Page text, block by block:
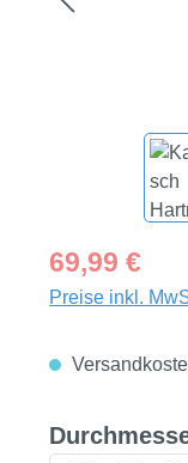
Regulärer Preis:
69,99 €
Preise inkl.